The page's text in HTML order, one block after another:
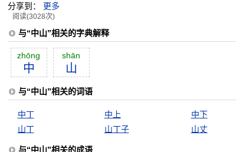
分享到： 更多
阅读(3028次)
与“中山”相关的字典解释
zhōng
中
shān
山
与“中山”相关的词语
中丁 中上 中下
山丁
山丁子 山丈
与“中山”相关的成语